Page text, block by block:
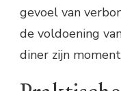
gevoel van
de voldoening
diner zijn